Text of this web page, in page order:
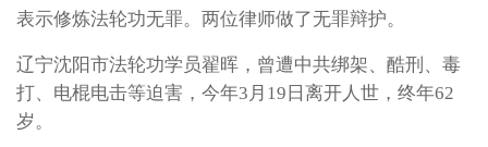
表示修炼法轮功无罪。两位律师做了无罪辩护。
辽宁沈阳市法轮功学员翟晖，曾遭中共绑架、酷刑、毒
打、电棍电击等迫害，今年3月19日离开人世，终年62
岁。